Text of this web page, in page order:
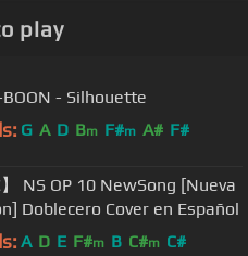
play
- Silhouette
G A D Bm F#m A# F#
】 NS OP 10 NewSong [Nueva
Doblecero Cover en Español
A D E F#m B C#m C#